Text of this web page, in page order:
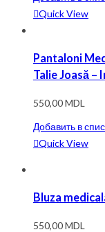
Quick View
Pantaloni
Talie Joasă –
550,00MDL
Добавить в
Quick View
Bluza
550,00MDL